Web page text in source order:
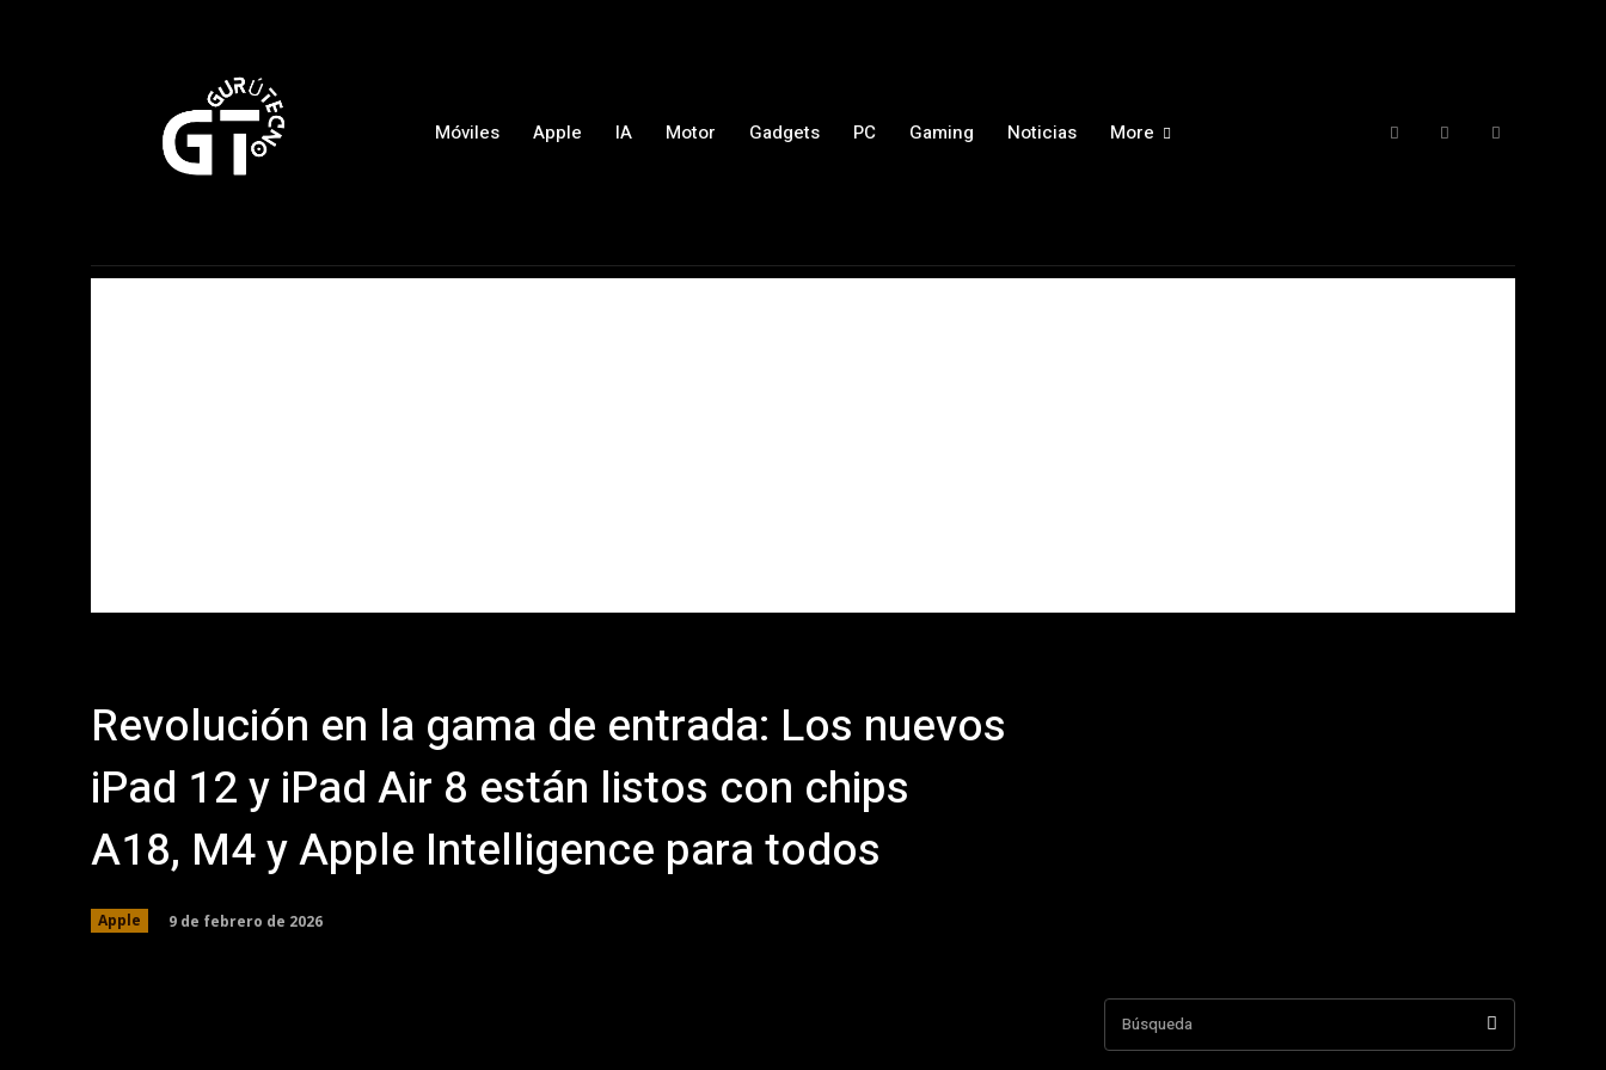
Móviles Apple IA Motor Gadgets PC Gaming Noticias More
Revolución en la gama de entrada: Los nuevos
iPad 12 y iPad Air 8 están listos con chips
A18, M4 y Apple Intelligence para todos
Apple 9 de febrero de 2026
Búsqueda